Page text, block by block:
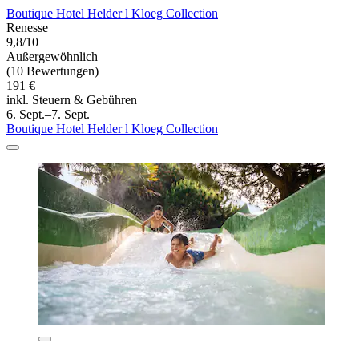
Boutique Hotel Helder l Kloeg Collection
Renesse
9,8/10
Außergewöhnlich
(10 Bewertungen)
191 €
inkl. Steuern & Gebühren
6. Sept.–7. Sept.
Boutique Hotel Helder l Kloeg Collection